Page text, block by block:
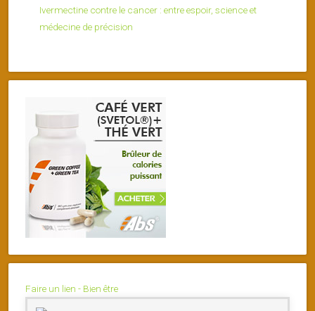
Ivermectine contre le cancer : entre espoir, science et
médecine de précision
Faire un lien - Bien être